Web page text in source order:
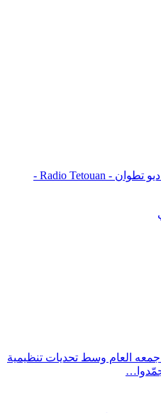
راديو تطوان - Radio Tetouan -
جمعه العام وسط تحديات تنظيمية